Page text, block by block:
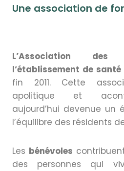
Une association de
L’Association des
l’établissement de santé
fin 2011. Cette
apolitique et
aujourd’hui devenue un
l’équilibre des résidents
Les bénévoles
des personnes qui